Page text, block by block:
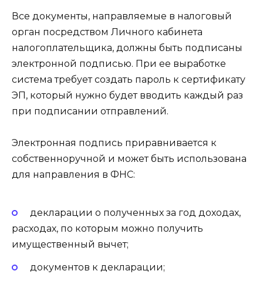
Все документы, направляемые в налоговый
орган посредством Личного кабинета
налогоплательщика, должны быть подписаны
электронной подписью. При ее выработке
система требует создать пароль к сертификату
ЭП, который нужно будет вводить каждый раз
при подписании отправлений.
Электронная подпись приравнивается к
собственноручной и может быть использована
для направления в ФНС:
декларации о полученных за год доходах,
расходах, по которым можно получить
имущественный вычет;
документов к декларации;